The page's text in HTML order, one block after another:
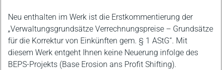
Neu enthalten im Werk ist die Erstkommentierung der
„Verwaltungsgrundsätze Verrechnungspreise – Grundsätze
für die Korrektur von Einkünften gem. § 1 AStG“. Mit
diesem Werk entgeht Ihnen keine Neuerung infolge des
BEPS-Projekts (Base Erosion ans Profit Shifting).